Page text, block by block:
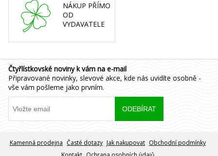
NÁKUP PŘÍMO
OD
VYDAVATELE
Čtyřlístkovské noviny k vám na e-mail
Připravované novinky, slevové akce, kde nás uvidíte osobně -
vše vám pošleme jako prvním.
Kamenná prodejna Časté dotazy Jak nakupovat Obchodní podmínky